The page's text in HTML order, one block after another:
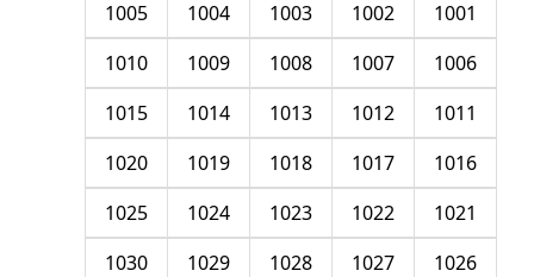
1001
1002
1003
1004
1005
1006
1007
1008
1009
1010
1011
1012
1013
1014
1015
1016
1017
1018
1019
1020
1021
1022
1023
1024
1025
1026
1027
1028
1029
1030